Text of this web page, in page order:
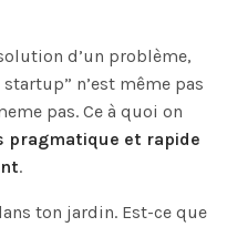
d’un problème,
n’est même pas
pas. Ce à quoi on
pragmatique et rapide
.
ton jardin. Est-ce que